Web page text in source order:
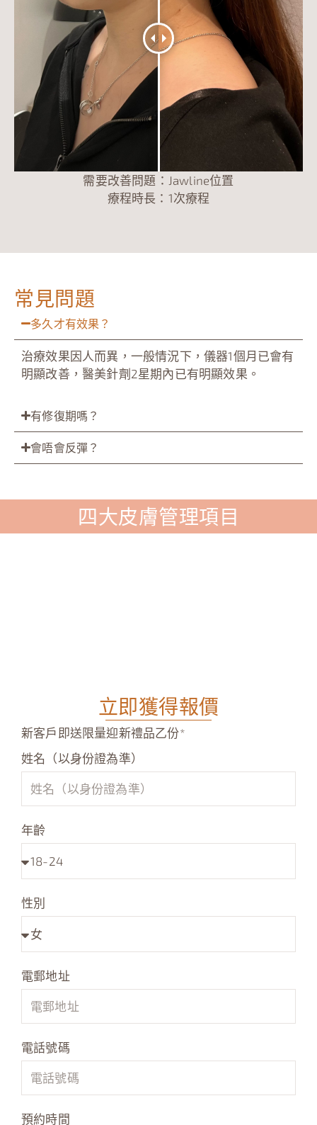
需要改善問題：Jawline位置
療程時長：1次療程
常見問題
多久才有效果？
治療效果因人而異，一般情況下，儀器1個月已會有
明顯改善，醫美針劑2星期內已有明顯效果。
有修復期嗎？
會唔會反彈？
四大皮膚管理項目
立即獲得報價
新客戶即送限量迎新禮品乙份*
姓名（以身份證為準）
年齡
性別
電郵地址
電話號碼
預約時間